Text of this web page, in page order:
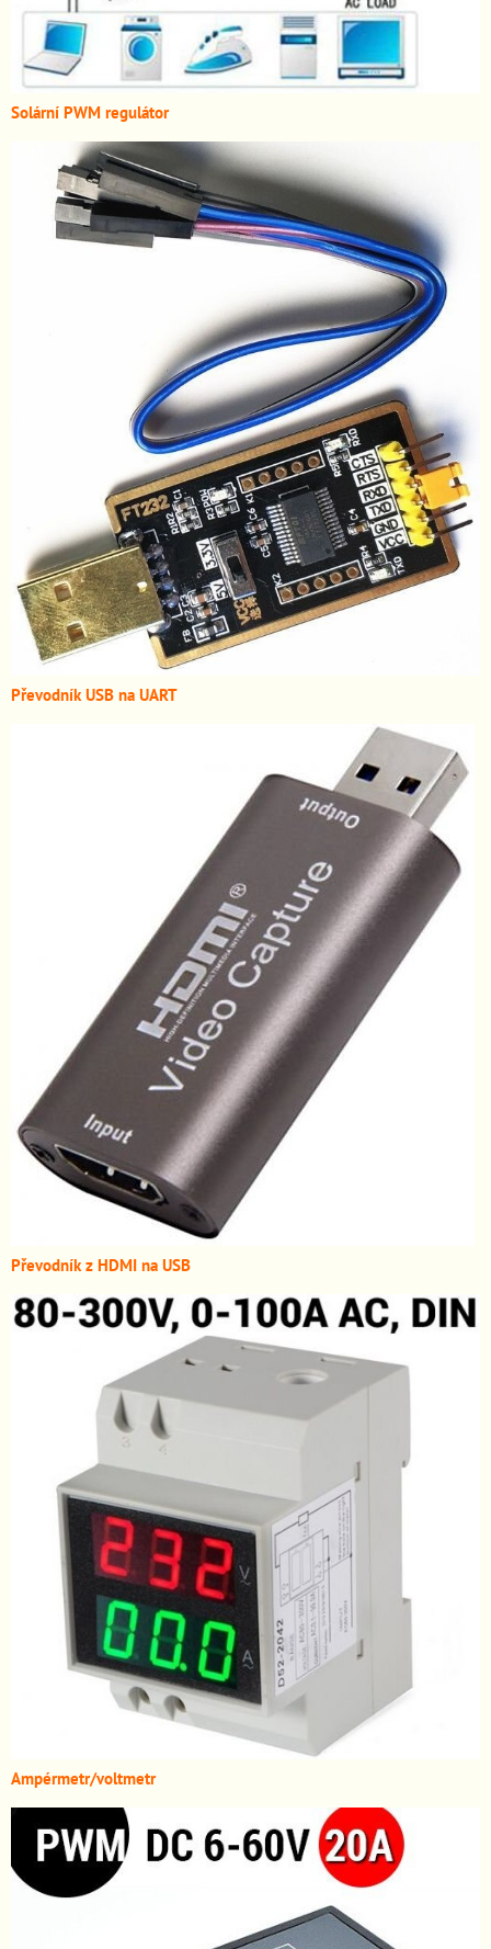
Solární PWM regulátor
Převodník USB na UART
Převodník z HDMI na USB
Ampérmetr/voltmetr